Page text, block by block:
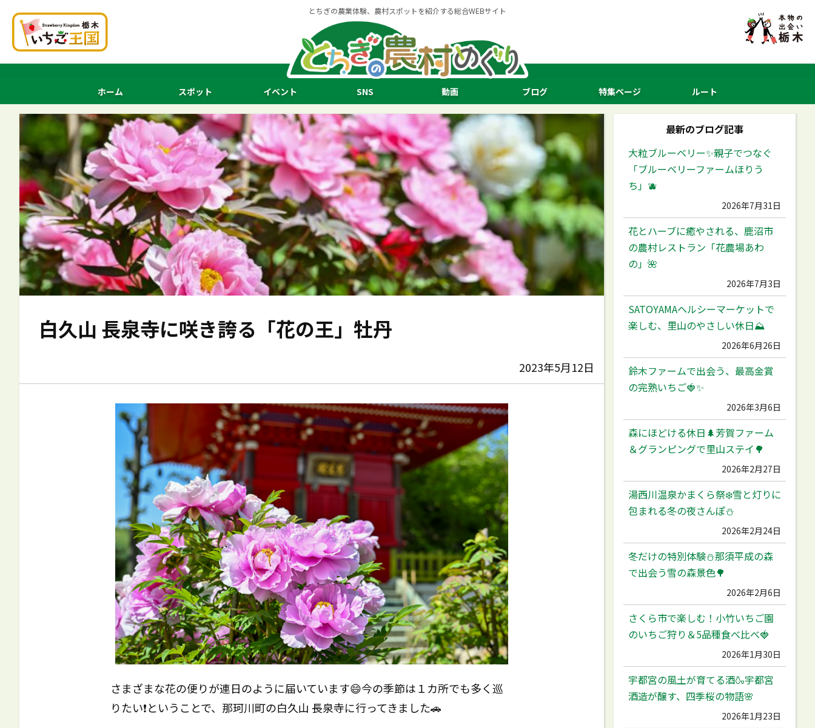
とちぎの農業体験、農村スポットを紹介する総合WEBサイト
ホーム スポット イベント SNS 動画 ブログ 特集ページ ルート
白久山 長泉寺に咲き誇る「花の王」牡丹
2023年5月12日
さまざまな花の便りが連日のように届いています😄今の季節は１カ所でも多く巡
りたい❗️ということで、那珂川町の白久山 長泉寺に行ってきました🚗
最新のブログ記事
大粒ブルーベリー✨️親子でつなぐ
「ブルーベリーファームほりう
ち」🫐
2026年7月31日
花とハーブに癒やされる、鹿沼市
の農村レストラン「花農場あわ
の」🌺
2026年7月3日
SATOYAMAヘルシーマーケットで
楽しむ、里山のやさしい休日⛰️
2026年6月26日
鈴木ファームで出会う、最高金賞
の完熟いちご🍓✨
2026年3月6日
森にほどける休日🌲芳賀ファーム
＆グランピングで里山ステイ🌳
2026年2月27日
湯西川温泉かまくら祭❄️雪と灯りに
包まれる冬の夜さんぽ⛄️
2026年2月24日
冬だけの特別体験⛄️那須平成の森
で出会う雪の森景色🌳
2026年2月6日
さくら市で楽しむ！小竹いちご園
のいちご狩り＆5品種食べ比べ🍓
2026年1月30日
宇都宮の風土が育てる酒🍶宇都宮
酒造が醸す、四季桜の物語🌸
2026年1月23日